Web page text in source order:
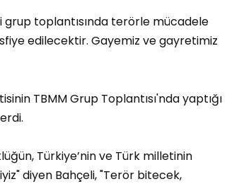
grup toplantısında terörle mücadele
edilecektir. Gayemiz ve gayretimiz
TBMM Grup Toplantısı'nda yaptığı
Türkiye’nin ve Türk milletinin
diyen Bahçeli, "Terör bitecek,